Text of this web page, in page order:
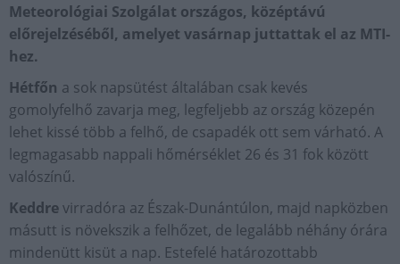
Meteorológiai Szolgálat országos, középtávú
előrejelzéséből, amelyet vasárnap juttattak el az MTI-
hez.
Hétfőn a sok napsütést általában csak kevés
gomolyfelhő zavarja meg, legfeljebb az ország közepén
lehet kissé több a felhő, de csapadék ott sem várható. A
legmagasabb nappali hőmérséklet 26 és 31 fok között
valószínű.
Keddrevirradóra az Észak-Dunántúlon, majd napközben
másutt is növekszik a felhőzet, de legalább néhány órára
mindenütt kisüt a nap. Estefelé határozottabb